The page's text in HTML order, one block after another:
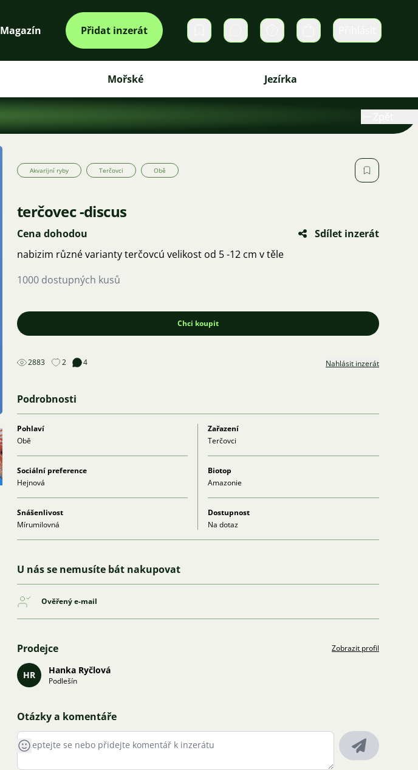
Magazín Přidat inzerát Soukromé zprávy Košík
Mořské Jezírka
Akvarijní ryby Terčovci Obě
terčovec -discus
Cena dohodou
Sdílet inzerát
nabizim různé varianty terčovcú velikost od 5 -12 cm v těle
1000 dostupných kusů
Chci koupit
2883 2 4 Nahlásit inzerát
Podrobnosti
Pohlaví
Obě
Zařazení
Terčovci
Sociální preference
Hejnová
Biotop
Amazonie
Snášenlivost
Mírumilovná
Dostupnost
Na dotaz
U nás se nemusíte bát nakupovat
Ověřený e-mail
Prodejce Zobrazit profil
HR Hanka Ryčlová
Podlešín
Otázky a komentáře